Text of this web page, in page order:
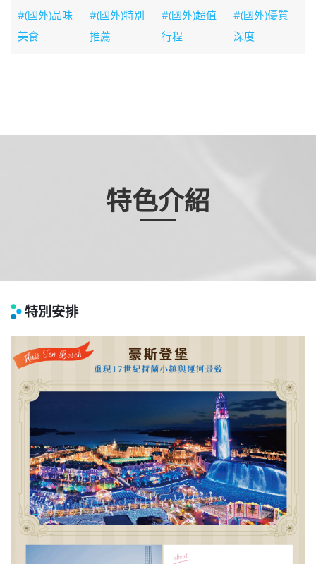
#(國外)品味
美食
#(國外)特別
推薦
#(國外)超值
行程
#(國外)優質
深度
特色介紹
特別安排